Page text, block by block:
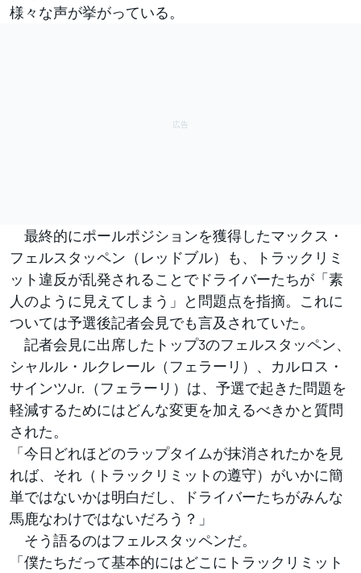
様々な声が挙がっている。
最終的にポールポジションを獲得したマックス・
フェルスタッペン（レッドブル）も、トラックリミ
ット違反が乱発されることでドライバーたちが「素
人のように見えてしまう」と問題点を指摘。これに
ついては予選後記者会見でも言及されていた。
記者会見に出席したトップ3のフェルスタッペン、
シャルル・ルクレール（フェラーリ）、カルロス・
サインツJr.（フェラーリ）は、予選で起きた問題を
軽減するためにはどんな変更を加えるべきかと質問
された。
「今日どれほどのラップタイムが抹消されたかを見
れば、それ（トラックリミットの遵守）がいかに簡
単ではないかは明白だし、ドライバーたちがみんな
馬鹿なわけではないだろう？」
そう語るのはフェルスタッペンだ。
「僕たちだって基本的にはどこにトラックリミット